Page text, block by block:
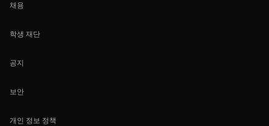
채용
학생 재단
공지
보안
개인 정보 정책